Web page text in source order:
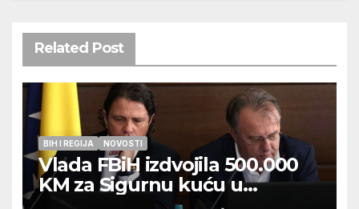
Related Post
BIH I REGIJA NOVOSTI
Vlada FBiH izdvojila 500.000
KM za Sigurnu kuću u